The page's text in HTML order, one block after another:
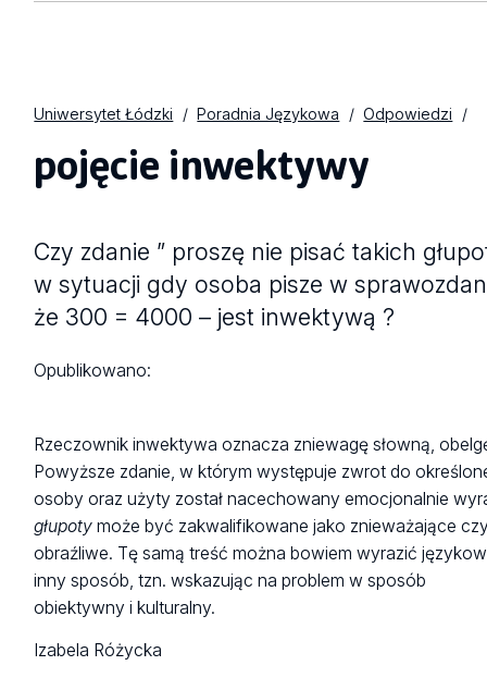
Uniwersytet Łódzki Poradnia Językowa Odpowiedzi
pojęcie inwektywy
Czy zdanie ” proszę nie pisać takich
w sytuacji gdy osoba pisze w
że 300 = 4000 – jest inwektywą ?
Opublikowano:
Rzeczownik inwektywa oznacza zniewagę słowną,
Powyższe zdanie, w którym występuje zwrot do
osoby oraz użyty został nacechowany emocjonalnie
głupotymoże być zakwalifikowane jako znieważające
obraźliwe. Tę samą treść można bowiem wyrazić
inny sposób, tzn. wskazując na problem w sposób
obiektywny i kulturalny.
Izabela Różycka